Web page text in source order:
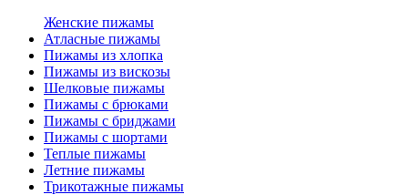
Женские пижамы
Атласные пижамы
Пижамы из хлопка
Пижамы из вискозы
Шелковые пижамы
Пижамы с брюками
Пижамы с бриджами
Пижамы с шортами
Теплые пижамы
Летние пижамы
Трикотажные пижамы